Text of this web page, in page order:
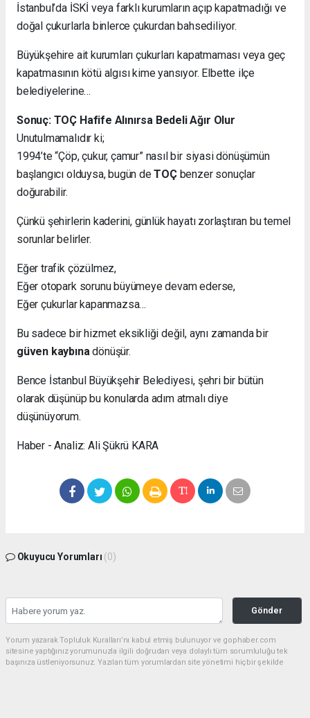
İstanbul’da İSKİ veya farklı kurumların açıp kapatmadığı ve
doğal çukurlarla binlerce çukurdan bahsediliyor.
Büyükşehire ait kurumları çukurları kapatmaması veya geç
kapatmasının kötü algısı kime yansıyor. Elbette ilçe
belediyelerine…
Sonuç: TOÇ Hafife Alınırsa Bedeli Ağır Olur
Unutulmamalıdır ki;
1994’te “Çöp, çukur, çamur” nasıl bir siyasi dönüşümün
başlangıcı olduysa, bugün deTOÇbenzer sonuçlar
doğurabilir.
Çünkü şehirlerin kaderini, günlük hayatı zorlaştıran bu temel
sorunlar belirler.
Eğer trafik çözülmez,
Eğer otopark sorunu büyümeye devam ederse,
Eğer çukurlar kapanmazsa…
Bu sadece bir hizmet eksikliği değil, aynı zamanda bir
güven kaybına dönüşür.
Bence İstanbul Büyükşehir Belediyesi, şehri bir bütün
olarak düşünüp bu konularda adım atmalı diye
düşünüyorum.
Haber - Analiz: Ali Şükrü KARA
Okuyucu Yorumları (0)
Gönder
Yorum yazarak Topluluk Kuralları’nı kabul etmiş bulunuyor ve gophaber.com
sitesine yaptığınız yorumunuzla ilgili doğrudan veya dolaylı tüm sorumluluğu tek
başınıza üstleniyorsunuz. Yazılan tüm yorumlardan site yönetimi hiçbir şekilde